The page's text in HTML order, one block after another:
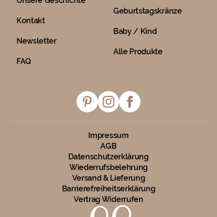
Kontakt
Newsletter
FAQ
Geburtstagskränze
Baby / Kind
Alle Produkte
Impressum
AGB
Datenschutzerklärung
Wiederrufsbelehrung
Versand & Lieferung
Barrierefreiheitserklärung
Vertrag Widerrufen